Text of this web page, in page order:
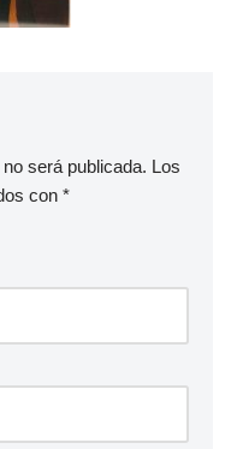
será publicada. Los
con *